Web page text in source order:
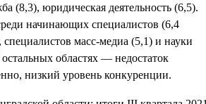
(8,3), юридическая деятельность (6,5).
начинающих специалистов (6,4
масс-медиа (5,1) и науки
областях — недостаток
низкий уровень конкуренции.